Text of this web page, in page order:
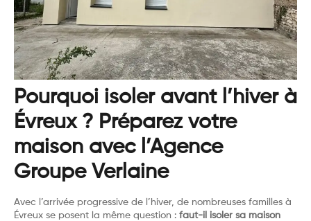
Pourquoi isoler avant l’hiver à
Évreux ? Préparez votre
maison avec l’Agence
Groupe Verlaine
Avec l’arrivée progressive de l’hiver, de nombreuses familles à
Évreux se posent la même question : faut-il isoler sa maison